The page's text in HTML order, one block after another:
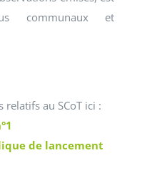
communaux et
relatifs au SCoT ici :
de lancement